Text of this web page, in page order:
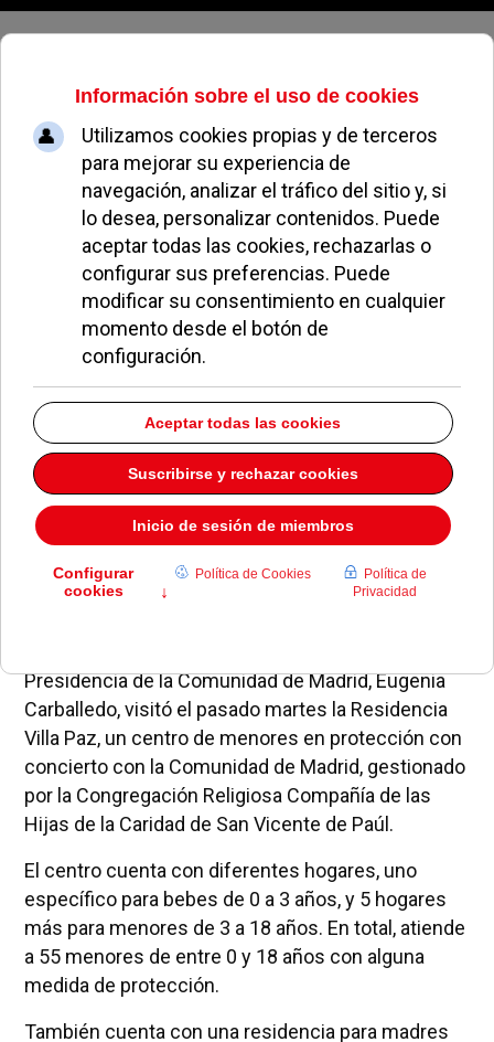
Viernes, 07 de agosto de 2026
Quislant y Carballedo visitan la
Residencia Villa Paz de Pozuelo
REDACCIÓN | FOTO: CAM
NOTICIAS DE POZUELO
09 DICIEMBRE 2020
Presidencia de la Comunidad de Madrid, Eugenia
Carballedo, visitó el pasado martes la Residencia
Villa Paz, un centro de menores en protección con
concierto con la Comunidad de Madrid, gestionado
por la Congregación Religiosa Compañía de las
Hijas de la Caridad de San Vicente de Paúl.
El centro cuenta con diferentes hogares, uno
específico para bebes de 0 a 3 años, y 5 hogares
más para menores de 3 a 18 años. En total, atiende
a 55 menores de entre 0 y 18 años con alguna
medida de protección.
También cuenta con una residencia para madres